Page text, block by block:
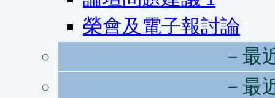
榮會及電子報討論
－最
－最